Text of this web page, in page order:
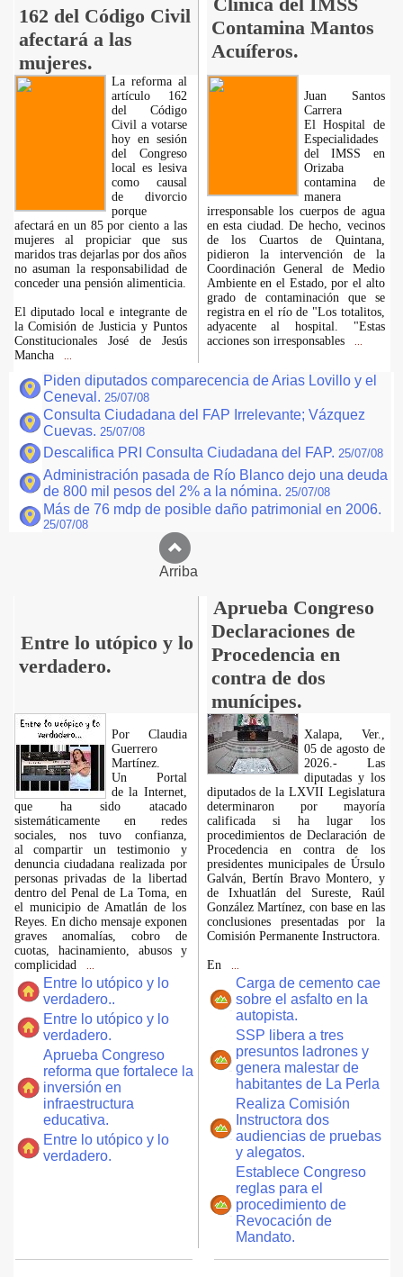
162 del Código Civil
afectará a las
mujeres.
Contamina Mantos
Acuíferos.
La reforma al
artículo 162
del Código
Civil a votarse
hoy en sesión
del Congreso
local es lesiva
como causal
de divorcio
porque
afectará en un 85 por ciento a las
mujeres al propiciar que sus
maridos tras dejarlas por dos años
no asuman la responsabilidad de
conceder una pensión alimenticia.
El diputado local e integrante de
la Comisión de Justicia y Puntos
Constitucionales José de Jesús
Mancha
Juan Santos
Carrera
El Hospital de
Especialidades
del IMSS en
Orizaba
contamina de
manera
irresponsable los cuerpos de agua
en esta ciudad. De hecho, vecinos
de los Cuartos de Quintana,
pidieron la intervención de la
Coordinación General de Medio
Ambiente en el Estado, por el alto
grado de contaminación que se
registra en el río de "Los totalitos,
adyacente al hospital. "Estas
acciones son irresponsables
Piden diputados comparecencia de Arias Lovillo y el
Ceneval. 25/07/08
Consulta Ciudadana del FAP Irrelevante; Vázquez
Cuevas. 25/07/08
Descalifica PRI Consulta Ciudadana del FAP. 25/07/08
Administración pasada de Río Blanco dejo una deuda
de 800 mil pesos del 2% a la nómina. 25/07/08
Más de 76 mdp de posible daño patrimonial en 2006.
25/07/08
Arriba
Entre lo utópico y lo
verdadero.
Aprueba Congreso
Declaraciones de
Procedencia en
contra de dos
munícipes.
Por Claudia
Guerrero
Martínez.
​Un Portal
de la Internet,
que ha sido atacado
sistemáticamente en redes
sociales, nos tuvo confianza,
al compartir un testimonio y
denuncia ciudadana realizada por
personas privadas de la libertad
dentro del Penal de La Toma, en
el municipio de Amatlán de los
Reyes. En dicho mensaje exponen
graves anomalías, cobro de
cuotas, hacinamiento, abusos y
complicidad
Entre lo utópico y lo
verdadero..
Entre lo utópico y lo
verdadero.
Aprueba Congreso
reforma que fortalece la
inversión en
infraestructura
educativa.
Entre lo utópico y lo
verdadero.
Xalapa, Ver.,
05 de agosto de
2026.- Las
diputadas y los
diputados de la LXVII Legislatura
determinaron por mayoría
calificada si ha lugar los
procedimientos de Declaración de
Procedencia en contra de los
presidentes municipales de Úrsulo
Galván, Bertín Bravo Montero, y
de Ixhuatlán del Sureste, Raúl
González Martínez, con base en las
conclusiones presentadas por la
Comisión Permanente Instructora.
En
Carga de cemento cae
sobre el asfalto en la
autopista.
SSP libera a tres
presuntos ladrones y
genera malestar de
habitantes de La Perla
Realiza Comisión
Instructora dos
audiencias de pruebas
y alegatos.
Establece Congreso
reglas para el
procedimiento de
Revocación de
Mandato.